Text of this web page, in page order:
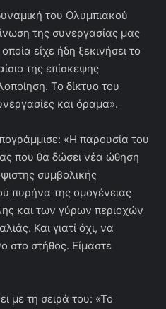
του Ολυμπιακού
της συνεργασίας μας
είχε ήδη ξεκινήσει το
της επίσκεψης
Το δίκτυο του
και όραμα».
«Η παρουσία του
που θα δώσει νέα ώθηση
συμβολικής
πυρήνα της ομογένειας
και των γύρων περιοχών
Και γιατί όχι, να
στο στήθος. Είμαστε
με τη σειρά του: «Το